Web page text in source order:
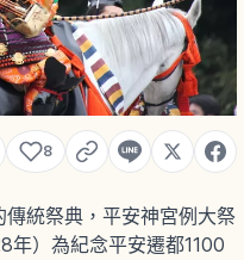
8
統祭典，平安神宮例大祭
年）為紀念平安遷都1100